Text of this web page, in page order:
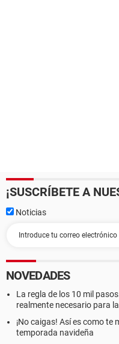
¡SUSCRÍBETE A
Noticias
NOVEDADES
La regla de los 10 mil
realmente necesario para
¡No caigas! Así es como
temporada navideña